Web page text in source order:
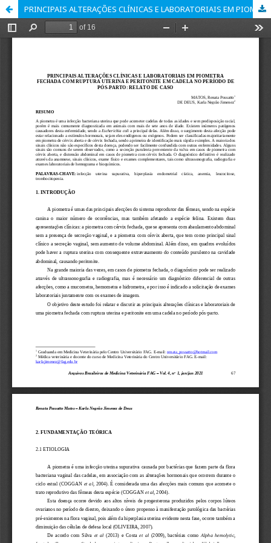
PRINCIPAIS ALTERAÇÕES CLÍNICAS E LABORATORIAIS EM PIOMETRA FECHADA COM RUPTURA UTERINA E PERITONITE EM CADELA NO PERÍODO DE PÓS-PARTO: RELATO DE CASO